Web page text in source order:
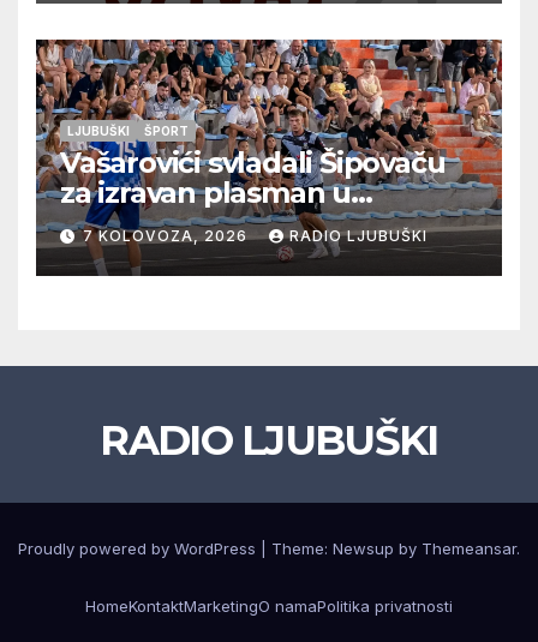
LJUBUŠKI ŠPORT
Vašarovići svladali Šipovaču
za izravan plasman u
četvrtfinale, Grab izborio
prolazak dalje, Klobuk ispao,
večeras počinje četvrtfinale
7 KOLOVOZA, 2026 RADIO LJUBUŠKI
RADIO LJUBUŠKI
Proudly powered by WordPress Theme: Newsup by Themeansar.
HomeKontaktMarketingO namaPolitika privatnosti